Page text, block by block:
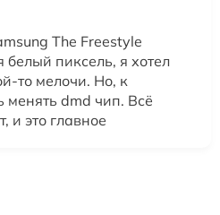
The Freestyle
пиксель, я хотел
то мелочи. Но, к
dmd чип. Всё
и это главное